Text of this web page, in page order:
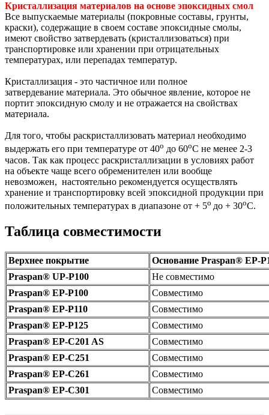
Кристаллизация материалов на основе эпоксидных смол
Все выпускаемые материалы (покровные составы, грунты,
краски), содержащие в своем составе эпоксидные смолы,
имеют свойство затвердевать (кристаллизоваться) при
транспортировке или хранении при отрицательных
температурах, или перепадах температур.
Кристаллизация - это частичное или полное
затвердевание материала. Это обычное явление, которое не
портит эпоксидную смолу и не отражается на свойствах
материала.
Для того, чтобы раскристаллизовать материал необходимо
выдержать его при температуре от 40о до 60оС не менее 2-3
часов. Так как процесс раскристаллизации в условиях работ
на объекте чаще всего обременителен или вообще
невозможен, настоятельно рекомендуется осуществлять
хранение и транспортировку всей эпоксидной продукции при
положительных температурах в диапазоне от + 5о до + 30оС.
Таблица совместимости
Верхнее покрытие
Основание Praspan® ЕP-
Praspan® UP-P100
Не совместимо
Praspan® EP-P100
Cовместимо
Praspan® EP-P110
Cовместимо
Praspan® EP-P125
Cовместимо
Praspan® EP-C201 AS
Cовместимо
Praspan® EP-C251
Cовместимо
Praspan® EP-C261
Cовместимо
Praspan® EP-C301
Cовместимо